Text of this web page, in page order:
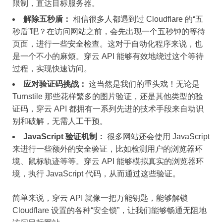
限制，直达目标服务器。
解除五秒盾： 相信很多人都遇到过 Cloudflare 的“五
秒盾”吧？在访问网站之前，会先出现一个五秒钟的等待
页面，进行一些安全检查。这对于自动化程序来说，也
是一个不小的麻烦。穿云 API 能够有效地绕过这个等待
过程，实现快速访问。
应对验证码挑战： 这当然是我们的重头戏！无论是
Turnstile 那些花样繁多的图片验证，还是其他类型的验
证码，穿云 API 都拥有一系列先进的技术手段来自动识
别和破解，无需人工干预。
JavaScript 验证机制： 很多网站还会使用 JavaScript
来进行一些额外的安全验证，比如检测用户的浏览器环
境、鼠标轨迹等等。穿云 API 能够模拟真实的浏览器环
境，执行 JavaScript 代码，从而通过这些验证。
简单来说，穿云 API 就像一把万能钥匙，能够解锁
Cloudflare 设置的各种“安全锁”，让我们能够畅通无阻地